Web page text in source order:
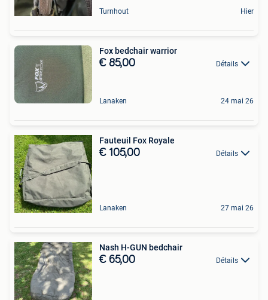
Turnhout Hier
Fox bedchair warrior
€ 85,00 Détails
Lanaken 24 mai 26
Fauteuil Fox Royale
€ 105,00 Détails
Lanaken 27 mai 26
Nash H-GUN bedchair
€ 65,00 Détails